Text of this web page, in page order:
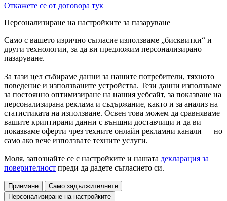
Откажете се от договора тук
Персонализиране на настройките за пазаруване
Само с вашето изрично съгласие използваме „бисквитки“ и
други технологии, за да ви предложим персонализирано
пазаруване.
За тази цел събираме данни за нашите потребители, тяхното
поведение и използваните устройства. Тези данни използваме
за постоянно оптимизиране на нашия уебсайт, за показване на
персонализирана реклама и съдържание, както и за анализ на
статистиката на използване. Освен това можем да сравняваме
вашите криптирани данни с външни доставчици и да ви
показваме оферти чрез техните онлайн рекламни канали — но
само ако вече използвате техните услуги.
Моля, запознайте се с настройките и нашата декларация за
поверителност преди да дадете съгласието си.
Приемане
Само задължителните
Персонализиране на настройките